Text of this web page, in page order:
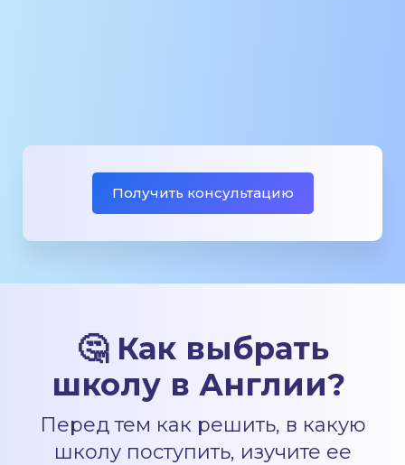
Получить консультацию
🤔 Как выбрать
школу в Англии?
Перед тем как решить, в какую
школу поступить, изучите ее